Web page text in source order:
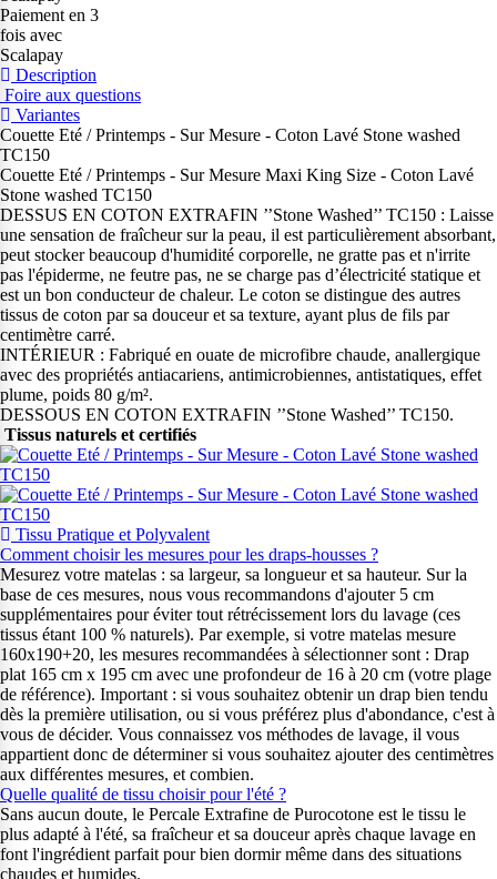
Paiement en 3
fois avec
Scalapay
Description
Foire aux questions
Variantes
Couette Eté / Printemps - Sur Mesure - Coton Lavé Stone washed
TC150
Couette Eté / Printemps - Sur Mesure Maxi King Size - Coton Lavé
Stone washed TC150
DESSUS EN COTON EXTRAFIN ’’Stone Washed’’ TC150 : Laisse
une sensation de fraîcheur sur la peau, il est particulièrement absorbant,
peut stocker beaucoup d'humidité corporelle, ne gratte pas et n'irrite
pas l'épiderme, ne feutre pas, ne se charge pas d’électricité statique et
est un bon conducteur de chaleur. Le coton se distingue des autres
tissus de coton par sa douceur et sa texture, ayant plus de fils par
centimètre carré.
INTÉRIEUR : Fabriqué en ouate de microfibre chaude, anallergique
avec des propriétés antiacariens, antimicrobiennes, antistatiques, effet
plume, poids 80 g/m².
DESSOUS EN COTON EXTRAFIN ’’Stone Washed’’ TC150.
Tissus naturels et certifiés
Tissu Pratique et Polyvalent
Comment choisir les mesures pour les draps-housses ?
Mesurez votre matelas : sa largeur, sa longueur et sa hauteur. Sur la
base de ces mesures, nous vous recommandons d'ajouter 5 cm
supplémentaires pour éviter tout rétrécissement lors du lavage (ces
tissus étant 100 % naturels). Par exemple, si votre matelas mesure
160x190+20, les mesures recommandées à sélectionner sont : Drap
plat 165 cm x 195 cm avec une profondeur de 16 à 20 cm (votre plage
de référence). Important : si vous souhaitez obtenir un drap bien tendu
dès la première utilisation, ou si vous préférez plus d'abondance, c'est à
vous de décider. Vous connaissez vos méthodes de lavage, il vous
appartient donc de déterminer si vous souhaitez ajouter des centimètres
aux différentes mesures, et combien.
Quelle qualité de tissu choisir pour l'été ?
Sans aucun doute, le Percale Extrafine de Purocotone est le tissu le
plus adapté à l'été, sa fraîcheur et sa douceur après chaque lavage en
font l'ingrédient parfait pour bien dormir même dans des situations
chaudes et humides.